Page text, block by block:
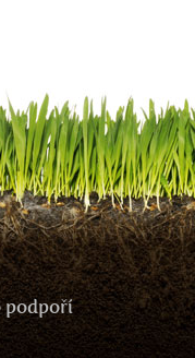
podpoří